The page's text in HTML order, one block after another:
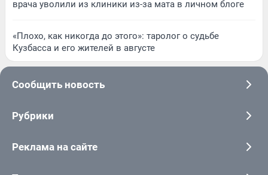
врача уволили из клиники из-за мата в личном блоге
«Плохо, как никогда до этого»: таролог о судьбе
Кузбасса и его жителей в августе
Сообщить новость
Рубрики
Реклама на сайте